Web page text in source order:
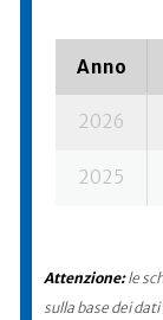
Anno
2026
2025
Attenzione:le
sulla base dei